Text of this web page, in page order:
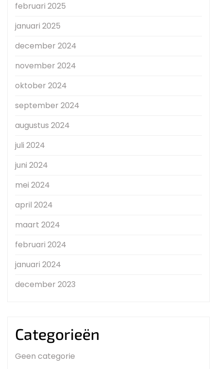
februari 2025
januari 2025
december 2024
november 2024
oktober 2024
september 2024
augustus 2024
juli 2024
juni 2024
mei 2024
april 2024
maart 2024
februari 2024
januari 2024
december 2023
Categorieën
Geen categorie